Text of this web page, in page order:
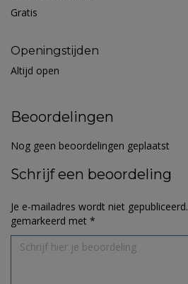
Gratis
Openingstijden
Altijd open
Beoordelingen
Nog geen beoordelingen geplaatst
Schrijf een beoordeling
Je e-mailadres wordt niet gepubliceerd.
gemarkeerd met *